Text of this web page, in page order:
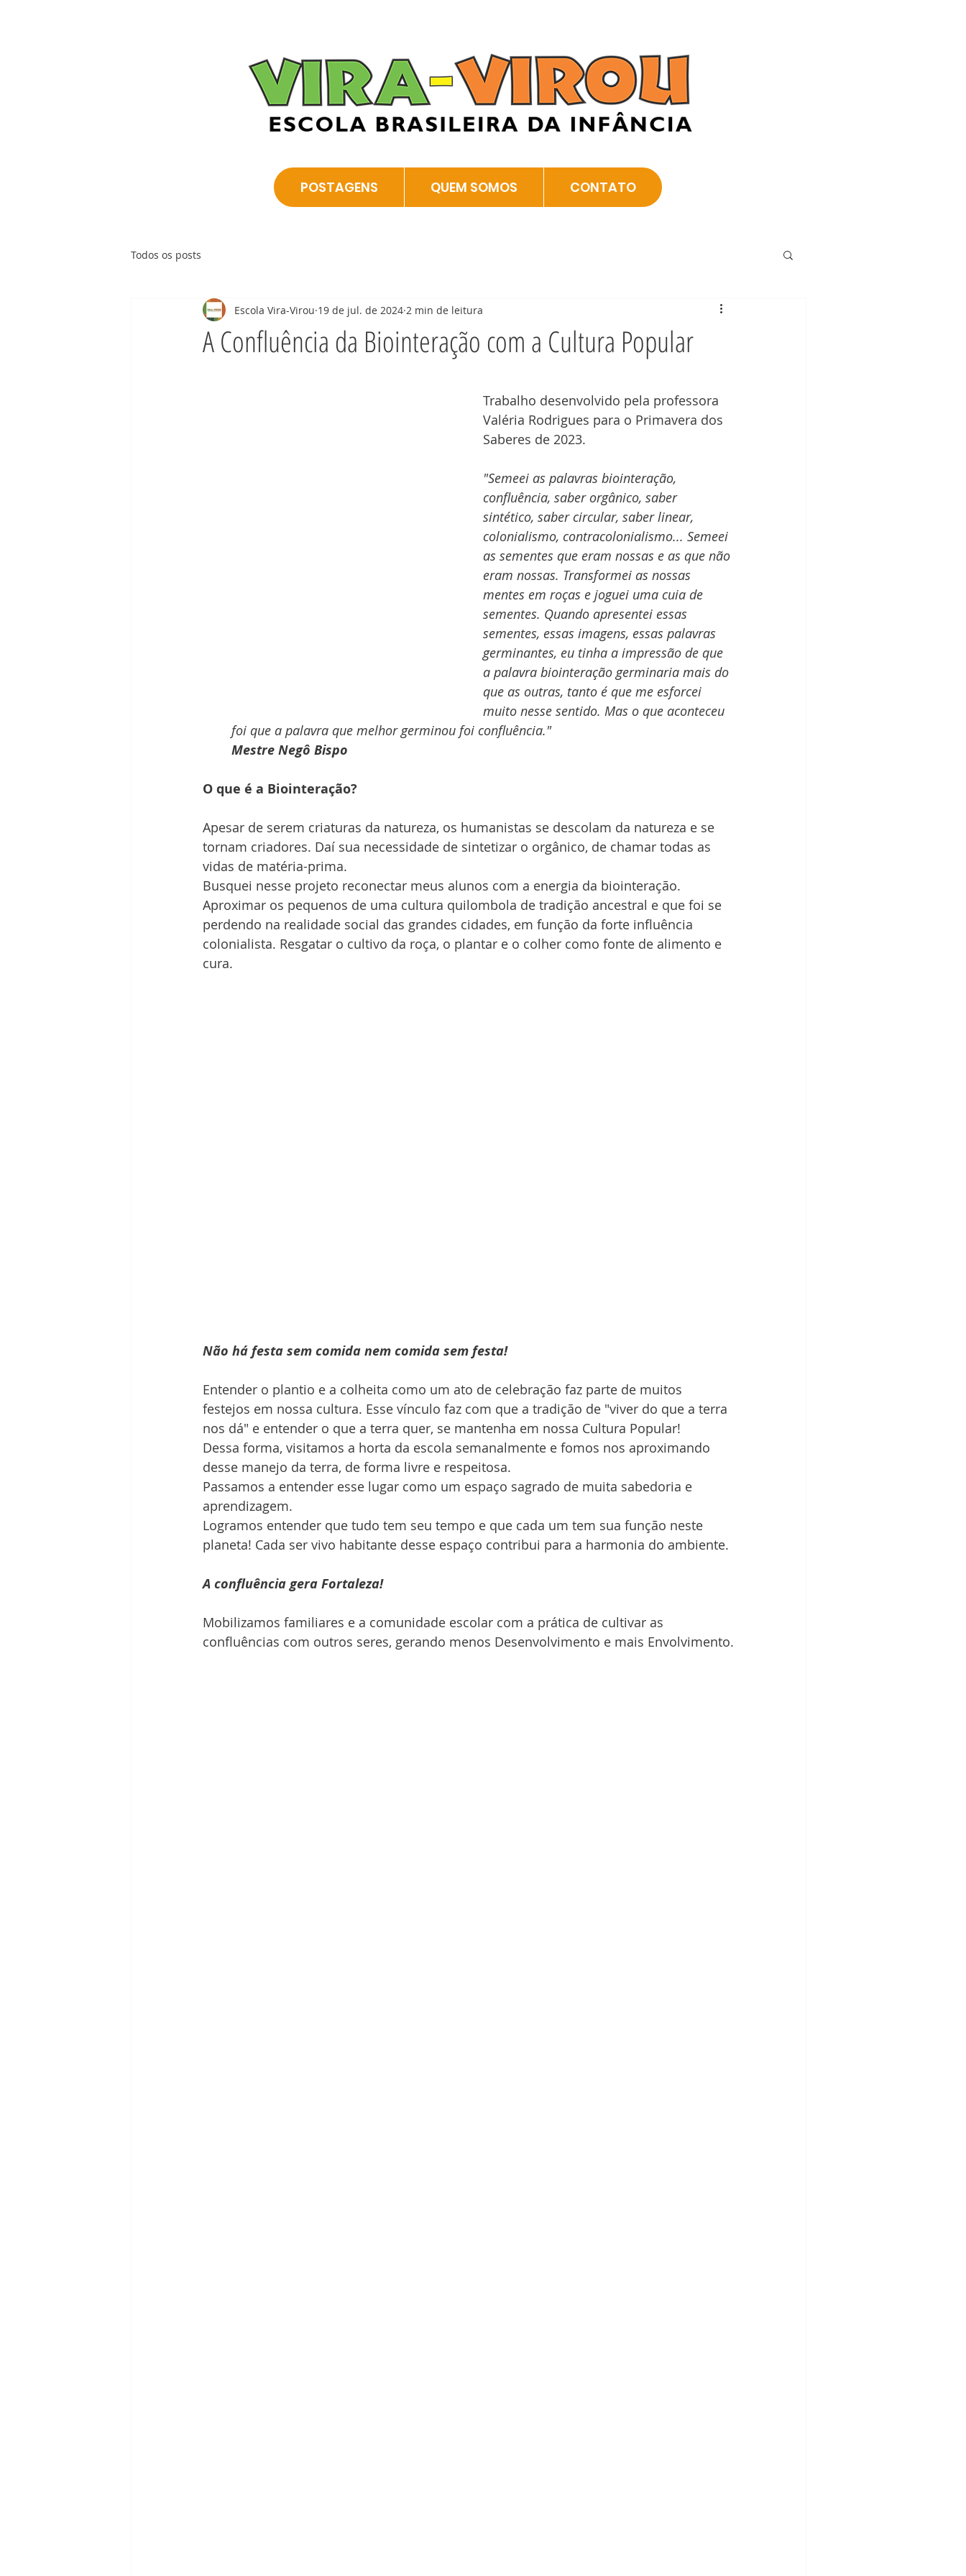
POSTAGENS QUEM SOMOS CONTATO
Todos os posts
A Confluência da Biointeração com a Cultura Popular
Escola Vira-Virou 19 de jul. de 2024 2 min de leitura
Trabalho desenvolvido pela professora
Valéria Rodrigues para o Primavera dos
Saberes de 2023.
"Semeei as palavras biointeração,
confluência, saber orgânico, saber
sintético, saber circular, saber linear,
colonialismo, contracolonialismo... Semeei
as sementes que eram nossas e as que não
eram nossas. Transformei as nossas
mentes em roças e joguei uma cuia de
sementes. Quando apresentei essas
sementes, essas imagens, essas palavras
germinantes, eu tinha a impressão de que
a palavra biointeração germinaria mais do
que as outras, tanto é que me esforcei
muito nesse sentido. Mas o que aconteceu
foi que a palavra que melhor germinou foi confluência."
Mestre Negô Bispo
O que é a Biointeração?
Apesar de serem criaturas da natureza, os humanistas se descolam da natureza e se
tornam criadores. Daí sua necessidade de sintetizar o orgânico, de chamar todas as
vidas de matéria-prima.
Busquei nesse projeto reconectar meus alunos com a energia da biointeração.
Aproximar os pequenos de uma cultura quilombola de tradição ancestral e que foi se
perdendo na realidade social das grandes cidades, em função da forte influência
colonialista. Resgatar o cultivo da roça, o plantar e o colher como fonte de alimento e
cura.
Não há festa sem comida nem comida sem festa!
Entender o plantio e a colheita como um ato de celebração faz parte de muitos
festejos em nossa cultura. Esse vínculo faz com que a tradição de "viver do que a terra
nos dá" e entender o que a terra quer, se mantenha em nossa Cultura Popular!
Dessa forma, visitamos a horta da escola semanalmente e fomos nos aproximando
desse manejo da terra, de forma livre e respeitosa.
Passamos a entender esse lugar como um espaço sagrado de muita sabedoria e
aprendizagem.
Logramos entender que tudo tem seu tempo e que cada um tem sua função neste
planeta! Cada ser vivo habitante desse espaço contribui para a harmonia do ambiente.
A confluência gera Fortaleza!
Mobilizamos familiares e a comunidade escolar com a prática de cultivar as
confluências com outros seres, gerando menos Desenvolvimento e mais Envolvimento.